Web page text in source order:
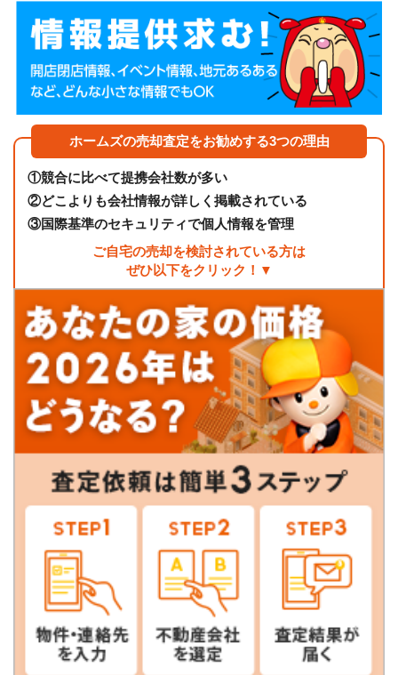
ホームズの売却査定をお勧めする3つの理由
①競合に比べて提携会社数が多い
②どこよりも会社情報が詳しく掲載されている
③国際基準のセキュリティで個人情報を管理
ご自宅の売却を検討されている方は
ぜひ以下をクリック！▼